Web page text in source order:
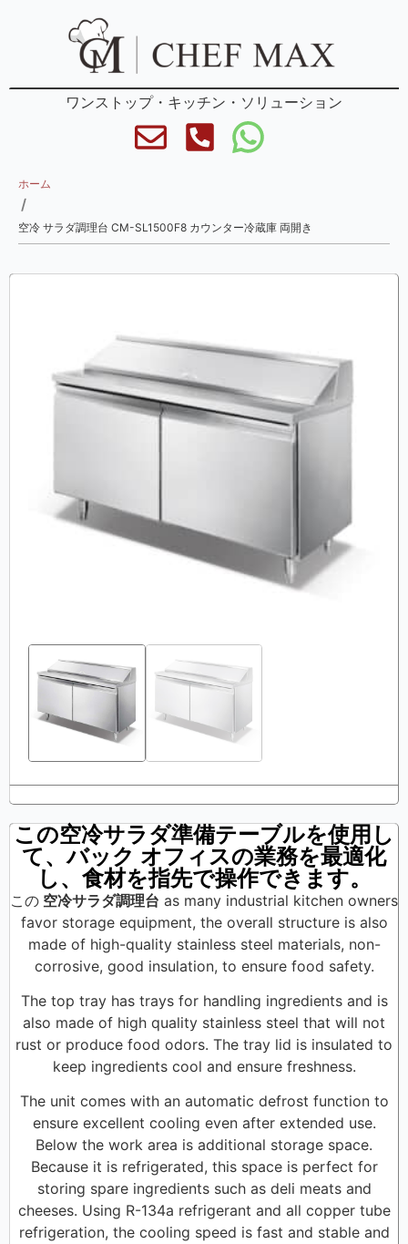
ワンストップ・キッチン・ソリューション
ホーム
/
空冷 サラダ調理台 CM-SL1500F8 カウンター冷蔵庫 両開き
この空冷サラダ準備テーブルを使用し
て、バック オフィスの業務を最適化
し、食材を指先で操作できます。
この 空冷サラダ調理台 as many industrial kitchen owners
favor storage equipment, the overall structure is also
made of high-quality stainless steel materials, non-
corrosive, good insulation, to ensure food safety.
The top tray has trays for handling ingredients and is
also made of high quality stainless steel that will not
rust or produce food odors. The tray lid is insulated to
keep ingredients cool and ensure freshness.
The unit comes with an automatic defrost function to
ensure excellent cooling even after extended use.
Below the work area is additional storage space.
Because it is refrigerated, this space is perfect for
storing spare ingredients such as deli meats and
cheeses. Using R-134a refrigerant and all copper tube
refrigeration, the cooling speed is fast and stable and